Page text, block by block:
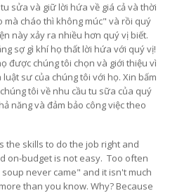
sửa và giữ lời hứa về giá cả và thời
mà cháo thì không múc" và rồi quý
này xảy ra nhiều hơn quý vị biết.
sợ gì khí họ thất lời hứa với quý vị!
được chúng tôi chọn và giới thiệu vì
sư của chúng tôi với họ. Xin bấm
tôi về nhu cầu tu sữa của quý
năng và đảm bảo công việc theo
the skills to do the job right and
on-budget is not easy. Too often
never came" and it isn't much
than you know. Why? Because